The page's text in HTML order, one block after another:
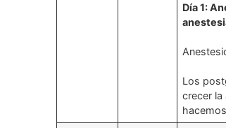
Día 1:
Los
crecer la